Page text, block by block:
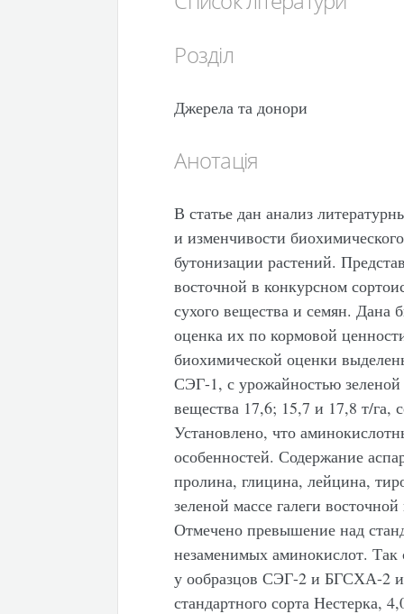
Розділ
Джерела та донори
Анотація
В статье дан анализ
и изменчивости
бутонизации растений.
восточной в конкурсном
сухого вещества и семян. Дана
оценка их по кормовой
биохимической оценки
СЭГ-1, с урожайностью
вещества 17,6; 15,7 и 17,8 т/га,
Установлено, что
особенностей. Содержание
пролина, глицина, лейцина,
зеленой массе галеги
Отмечено превышение над
незаменимых аминокислот.
у ообразцов СЭГ-2 и БГСХА-2 и
стандартного сорта Нестерка,